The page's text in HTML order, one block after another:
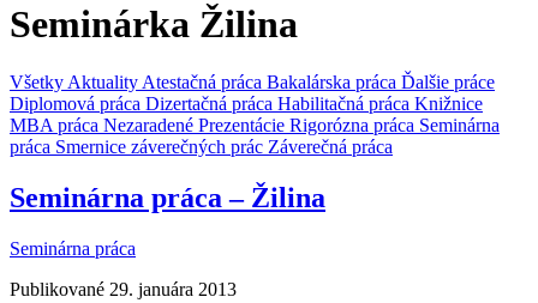
Seminárka Žilina
Všetky Aktuality Atestačná práca Bakalárska práca Ďalšie práce
Diplomová práca Dizertačná práca Habilitačná práca Knižnice
MBA práca Nezaradené Prezentácie Rigorózna práca Seminárna
práca Smernice záverečných prác Záverečná práca
Seminárna práca – Žilina
Seminárna práca
Publikované 29. januára 2013